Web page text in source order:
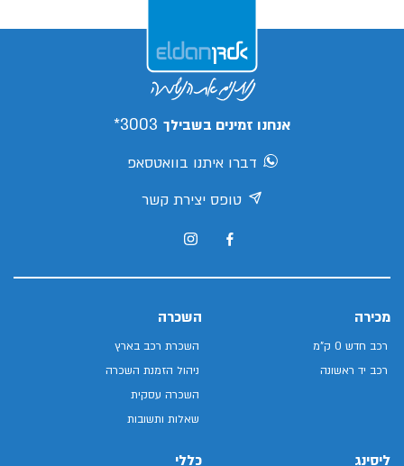
אנחנו זמינים בשבילך 3003*
דברו איתנו בוואטסאפ
טופס יצירת קשר
מכירה
רכב חדש 0 ק"מ
רכב יד ראשונה
השכרה
השכרת רכב בארץ
ניהול הזמנת השכרה
השכרה עסקית
שאלות ותשובות
ליסינג כללי